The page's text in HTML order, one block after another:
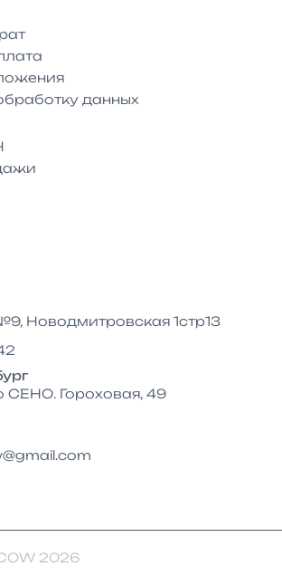
данных
Новодмитровская 1стр13
СЕНО. Гороховая, 49
2026